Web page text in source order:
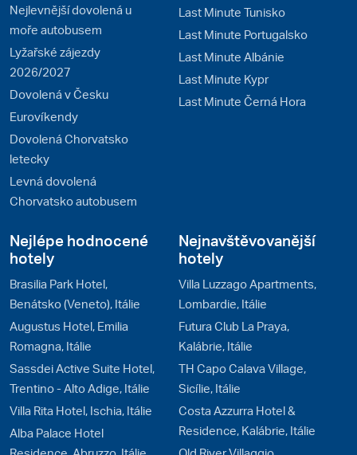
Nejlevnější dovolená u
moře autobusem
Lyžařské zájezdy
2026/2027
Dovolená v Česku
Eurovíkendy
Dovolená Chorvatsko
letecky
Levná dovolená
Chorvatsko autobusem
Last Minute Tunisko
Last Minute Portugalsko
Last Minute Albánie
Last Minute Kypr
Last Minute Černá Hora
Nejlépe hodnocené
hotely
Brasilia Park Hotel,
Benátsko (Veneto), Itálie
Augustus Hotel, Emilia
Romagna, Itálie
Sassdei Active Suite Hotel,
Trentino - Alto Adige, Itálie
Villa Rita Hotel, Ischia, Itálie
Alba Palace Hotel
Nejnavštěvovanější
hotely
Villa Luzzago Apartments,
Lombardie, Itálie
Futura Club La Praya,
Kalábrie, Itálie
TH Capo Calava Village,
Sicílie, Itálie
Costa Azzurra Hotel &
Residence, Kalábrie, Itálie